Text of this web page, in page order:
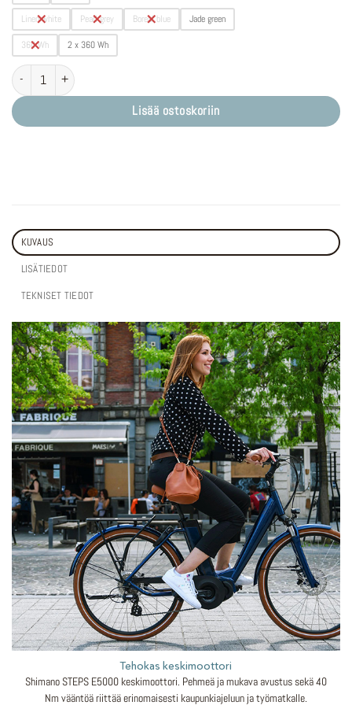
Linen white Pearl grey Boreal blue Jade green
360 Wh 2 x 360 Wh
O2FEEL iVog 3 määrä
Lisää ostoskoriin
KUVAUS
LISÄTIEDOT
TEKNISET TIEDOT
Tehokas keskimoottori
Shimano STEPS E5000 keskimoottori. Pehmeä ja mukava avustus sekä 40
Nm vääntöä riittää erinomaisesti kaupunkiajeluun ja työmatkalle.